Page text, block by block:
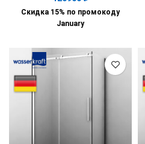
Скидка 15% по промокоду
January